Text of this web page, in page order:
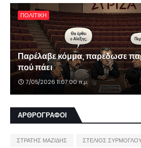
ΠΟΛΙΤΙΚΗ
Παρέλαβε κόμμα, παρέδωσε
πού πάει
7/05/2026 11:07:00 π.μ.
ΑΡΘΡΟΓΡΑΦΟΙ
ΣΤΡΑΤΗΣ ΜΑΖΙΔΗΣ ΣΤΕΛΙΟΣ